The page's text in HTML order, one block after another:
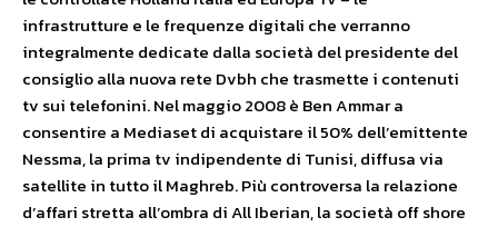
infrastrutture e le frequenze digitali che verranno
integralmente dedicate dalla società del presidente del
consiglio alla nuova rete Dvbh che trasmette i contenuti
tv sui telefonini. Nel maggio 2008 è Ben Ammar a
consentire a Mediaset di acquistare il 50% dell’emittente
Nessma, la prima tv indipendente di Tunisi, diffusa via
satellite in tutto il Maghreb. Più controversa la relazione
d’affari stretta all’ombra di All Iberian, la società off shore